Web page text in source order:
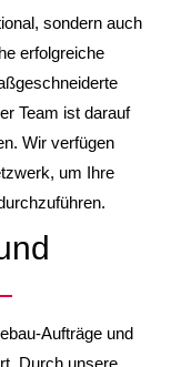
sondern auch
erfolgreiche
Team ist darauf
Wir verfügen
um Ihre
Aufträge und